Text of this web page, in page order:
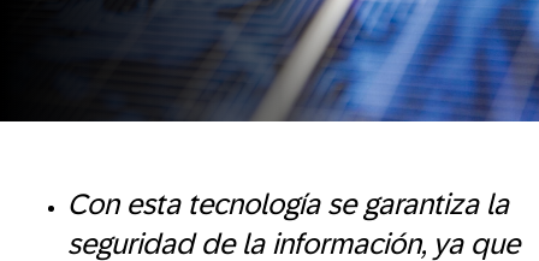
Con esta tecnología se garantiza la
seguridad de la información, ya que